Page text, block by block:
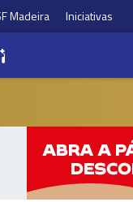
Madeira Iniciativas